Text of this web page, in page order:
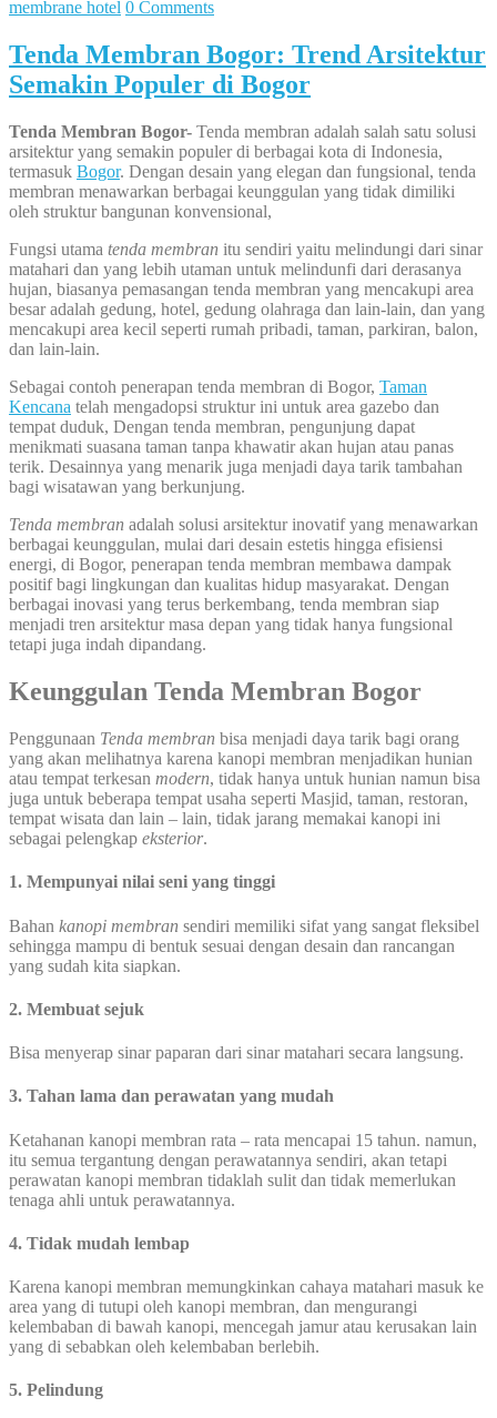
membrane hotel 0 Comments
Tenda Membran Bogor: Trend Arsitektur
Semakin Populer di Bogor
Tenda Membran Bogor- Tenda membran adalah salah satu solusi
arsitektur yang semakin populer di berbagai kota di Indonesia,
termasuk Bogor. Dengan desain yang elegan dan fungsional, tenda
membran menawarkan berbagai keunggulan yang tidak dimiliki
oleh struktur bangunan konvensional,
Fungsi utama tenda membran itu sendiri yaitu melindungi dari sinar
matahari dan yang lebih utaman untuk melindunfi dari derasanya
hujan, biasanya pemasangan tenda membran yang mencakupi area
besar adalah gedung, hotel, gedung olahraga dan lain-lain, dan yang
mencakupi area kecil seperti rumah pribadi, taman, parkiran, balon,
dan lain-lain.
Sebagai contoh penerapan tenda membran di Bogor, Taman
Kencana telah mengadopsi struktur ini untuk area gazebo dan
tempat duduk, Dengan tenda membran, pengunjung dapat
menikmati suasana taman tanpa khawatir akan hujan atau panas
terik. Desainnya yang menarik juga menjadi daya tarik tambahan
bagi wisatawan yang berkunjung.
Tenda membran adalah solusi arsitektur inovatif yang menawarkan
berbagai keunggulan, mulai dari desain estetis hingga efisiensi
energi, di Bogor, penerapan tenda membran membawa dampak
positif bagi lingkungan dan kualitas hidup masyarakat. Dengan
berbagai inovasi yang terus berkembang, tenda membran siap
menjadi tren arsitektur masa depan yang tidak hanya fungsional
tetapi juga indah dipandang.
Keunggulan Tenda Membran Bogor
Penggunaan Tenda membran bisa menjadi daya tarik bagi orang
yang akan melihatnya karena kanopi membran menjadikan hunian
atau tempat terkesan modern, tidak hanya untuk hunian namun bisa
juga untuk beberapa tempat usaha seperti Masjid, taman, restoran,
tempat wisata dan lain – lain, tidak jarang memakai kanopi ini
sebagai pelengkap eksterior.
1. Mempunyai nilai seni yang tinggi
Bahan kanopi membran sendiri memiliki sifat yang sangat fleksibel
sehingga mampu di bentuk sesuai dengan desain dan rancangan
yang sudah kita siapkan.
2. Membuat sejuk
Bisa menyerap sinar paparan dari sinar matahari secara langsung.
3. Tahan lama dan perawatan yang mudah
Ketahanan kanopi membran rata – rata mencapai 15 tahun. namun,
itu semua tergantung dengan perawatannya sendiri, akan tetapi
perawatan kanopi membran tidaklah sulit dan tidak memerlukan
tenaga ahli untuk perawatannya.
4. Tidak mudah lembap
Karena kanopi membran memungkinkan cahaya matahari masuk ke
area yang di tutupi oleh kanopi membran, dan mengurangi
kelembaban di bawah kanopi, mencegah jamur atau kerusakan lain
yang di sebabkan oleh kelembaban berlebih.
5. Pelindung